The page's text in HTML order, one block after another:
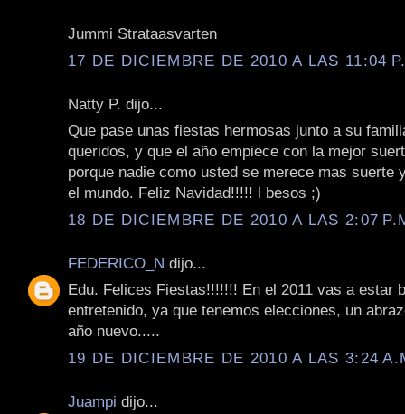
Jummi Strataasvarten
17 DE DICIEMBRE DE 2010 A LAS 11:04
Natty P. dijo...
Que pase unas fiestas hermosas junto a su
queridos, y que el año empiece con la mejor
porque nadie como usted se merece mas suerte
el mundo. Feliz Navidad!!!!! l besos ;)
18 DE DICIEMBRE DE 2010 A LAS 2:07
FEDERICO_N dijo...
Edu. Felices Fiestas!!!!!!! En el 2011 vas a estar
entretenido, ya que tenemos elecciones, un
año nuevo.....
19 DE DICIEMBRE DE 2010 A LAS 3:24
Juampi dijo...